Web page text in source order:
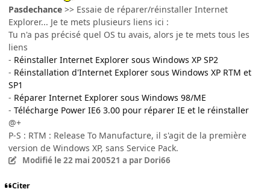
Pasdechance >> Essaie de réparer/réinstaller Internet
Explorer... Je te mets plusieurs liens ici :
Tu n'a pas précisé quel OS tu avais, alors je te mets tous les
liens
- Réinstaller Internet Explorer sous Windows XP SP2
- Réinstallation d'Internet Explorer sous Windows XP RTM et
SP1
- Réparer Internet Explorer sous Windows 98/ME
- Télécharge Power IE6 3.00 pour réparer IE et le réinstaller
@+
P-S : RTM : Release To Manufacture, il s'agit de la première
version de Windows XP, sans Service Pack.
Modifié le 22 mai 200521 a par Dori66
Citer